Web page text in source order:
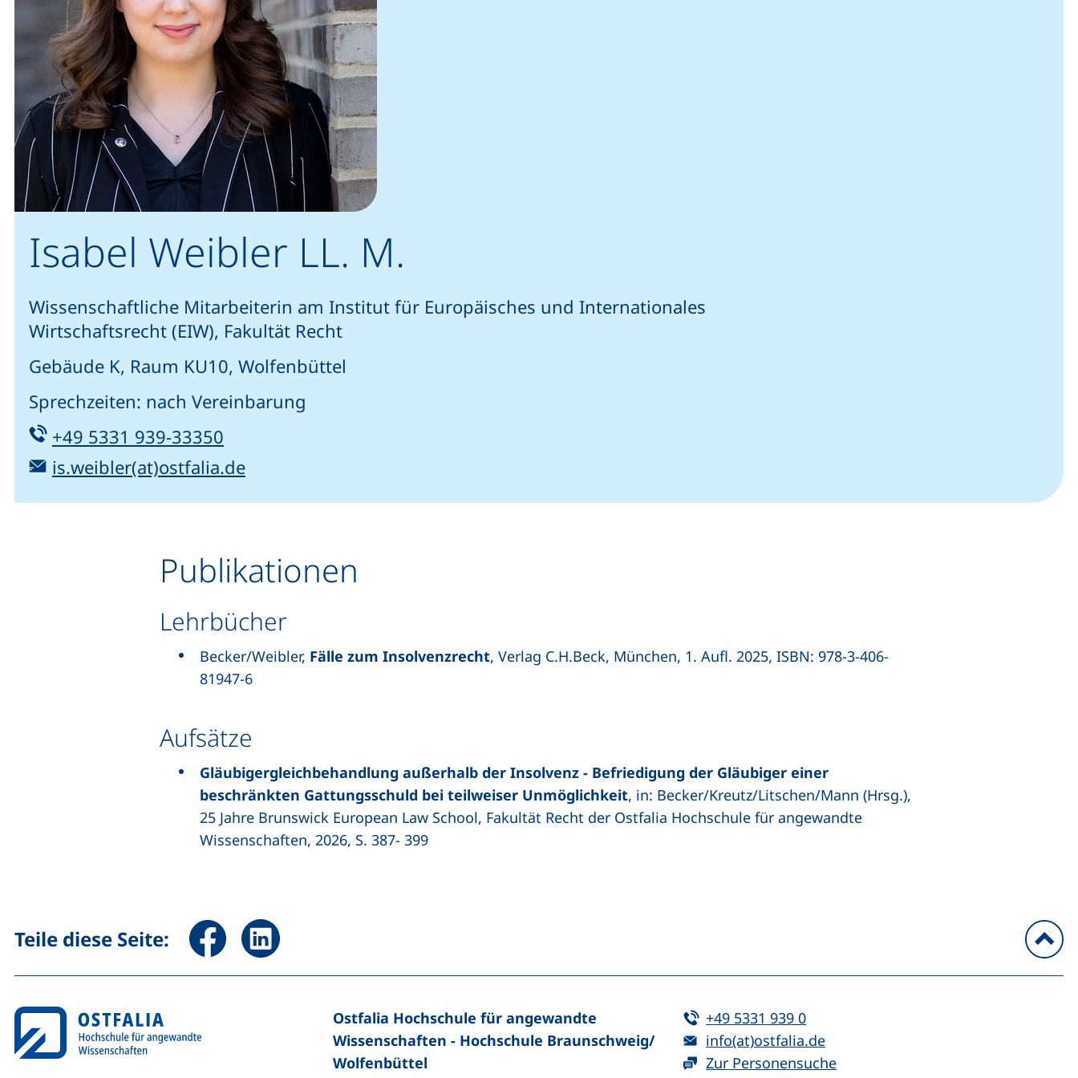
Isabel Weibler LL. M.
Wissenschaftliche Mitarbeiterin am Institut für Europäisches und Internationales
Wirtschaftsrecht (EIW), Fakultät Recht
Gebäude K, Raum KU10, Wolfenbüttel
Sprechzeiten: nach Vereinbarung
Tel:
+49 5331 939-33350
E-Mail:
is.weibler(at)ostfalia.de(öffnet Ihr E-Mail-Programm)
Publikationen
Lehrbücher
Becker/Weibler, Fälle zum Insolvenzrecht, Verlag C.H.Beck, München, 1. Aufl. 2025, ISBN: 978-3-406-
81947-6
Aufsätze
Gläubigergleichbehandlung außerhalb der Insolvenz - Befriedigung der Gläubiger einer
beschränkten Gattungsschuld bei teilweiser Unmöglichkeit, in: Becker/Kreutz/Litschen/Mann (Hrsg.),
25 Jahre Brunswick European Law School, Fakultät Recht der Ostfalia Hochschule für angewandte
Wissenschaften, 2026, S. 387- 399
Teile diese Seite: Seite über Facebook teilen (externer Link, öffnet neues Fenster)
Seite über LinkedIn teilen (externer Link, öffnet neues Fenster)
Ostfalia Hochschule für angewandte
Wissenschaften - Hochschule Braunschweig/​
Wolfenbüttel
Tel:
+49 5331 939 0(startet einen Telefonanruf, wenn Ihr
E-Mail:
info(at)ostfalia.de(öffnet Ihr E-Mail-Programm)
Zur Personensuche